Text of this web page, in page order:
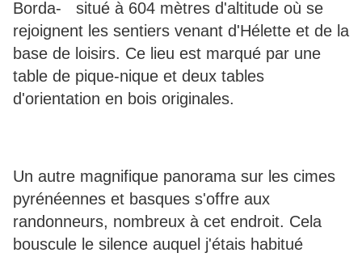
Borda- situé à 604 mètres d'altitude où se
rejoignent les sentiers venant d'Hélette et de la
base de loisirs. Ce lieu est marqué par une
table de pique-nique et deux tables
d'orientation en bois originales.
Un autre magnifique panorama sur les cimes
pyrénéennes et basques s'offre aux
randonneurs, nombreux à cet endroit. Cela
bouscule le silence auquel j'étais habitué